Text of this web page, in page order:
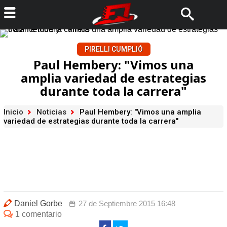
PIRELLI CUMPLIÓ
Paul Hembery: "Vimos una
amplia variedad de estrategias
durante toda la carrera"
Inicio Noticias
Paul Hembery: "Vimos una amplia
variedad de estrategias durante toda la carrera"
Daniel Gorbe
27 de Septiembre 2015 16:48
1 comentario